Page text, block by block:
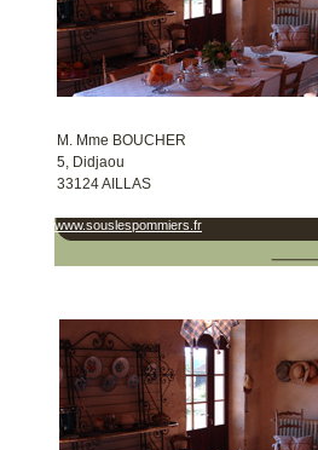
M. Mme BOUCHER
5, Didjaou
33124 AILLAS
www.souslespommiers.fr